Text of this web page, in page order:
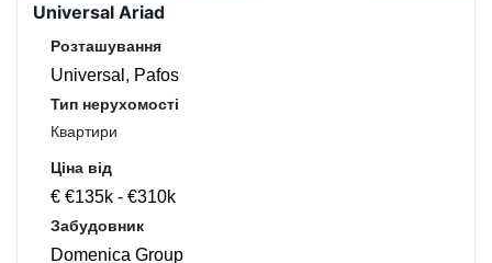
Universal Ariad
Розташування
Universal, Pafos
Тип нерухомості
Квартири
Ціна від
€ €135k - €310k
Забудовник
Domenica Group